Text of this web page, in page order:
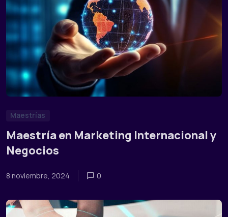
Maestrías
Maestría en Marketing Internacional y
Negocios
8 noviembre, 2024 0